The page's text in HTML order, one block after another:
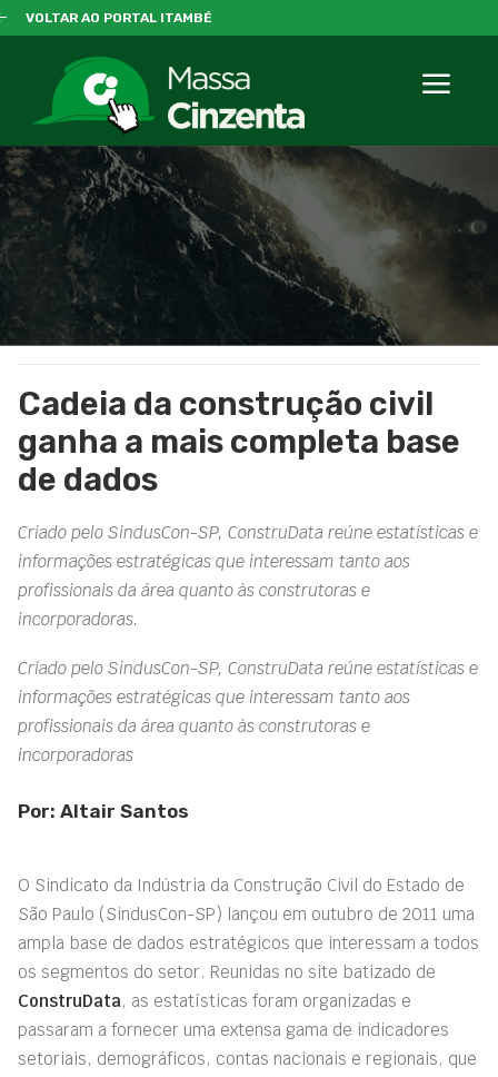
VOLTAR AO PORTAL ITAMBÉ
Cadeia da construção civil
ganha a mais completa base
de dados
Criado pelo SindusCon-SP, ConstruData reúne estatísticas e
informações estratégicas que interessam tanto aos
profissionais da área quanto às construtoras e
incorporadoras.
Criado pelo SindusCon-SP, ConstruData reúne estatísticas e
informações estratégicas que interessam tanto aos
profissionais da área quanto às construtoras e
incorporadoras
Por: Altair Santos
O Sindicato da Indústria da Construção Civil do Estado de
São Paulo (SindusCon-SP) lançou em outubro de 2011 uma
ampla base de dados estratégicos que interessam a todos
os segmentos do setor. Reunidas no site batizado de
ConstruData, as estatísticas foram organizadas e
passaram a fornecer uma extensa gama de indicadores
setoriais, demográficos, contas nacionais e regionais, que